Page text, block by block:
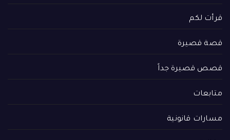
قرأت لكم
قصة قصيرة
قصص قصيرة جداً
متابعات
مسارات قانونية